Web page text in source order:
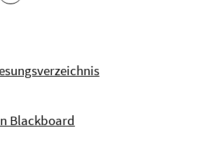
Blackboard